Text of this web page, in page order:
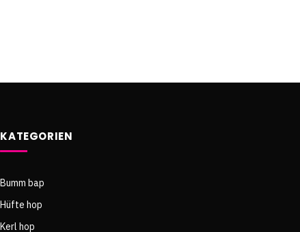
KATEGORIEN
Bumm bap
Hüfte hop
Kerl hop